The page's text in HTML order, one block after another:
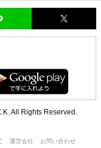
All Rights Reserved.
運営会社 お問い合わせ